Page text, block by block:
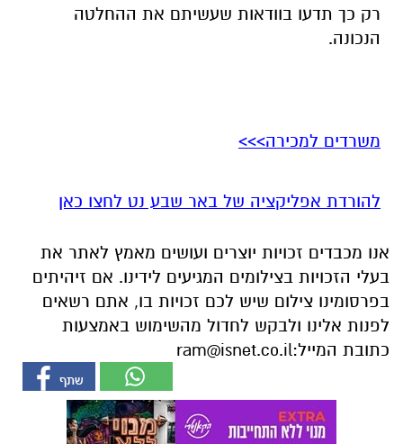
רק כך תדעו בוודאות שעשיתם את ההחלטה
הנכונה.
משרדים למכירה>>>
להורדת אפליקציה של באר שבע נט לחצו כאן
אנו מכבדים זכויות יוצרים ועושים מאמץ לאתר את
בעלי הזכויות בצילומים המגיעים לידינו. אם זיהיתים
בפרסומינו צילום שיש לכם זכויות בו, אתם רשאים
לפנות אלינו ולבקש לחדול מהשימוש באמצעות
כתובת המייל:ram@isnet.co.il